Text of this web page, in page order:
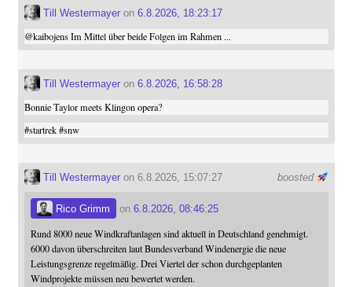
Till Westermayeron 6.8.2026, 18:23:17
@kaibojensIm Mittel über beide Folgen im Rahmen ...
Till Westermayeron 6.8.2026, 16:58:28
Bonnie Taylor meets Klingon opera?
#startrek #snw
boosted
Till Westermayeron 6.8.2026, 15:07:27
Rico Grimm on 6.8.2026, 08:46:25
Rund 8000 neue Windkraftanlagen sind aktuell in Deutschland genehmigt.
6000 davon überschreiten laut Bundesverband Windenergie die neue
Leistungsgrenze regelmäßig. Drei Viertel der schon durchgeplanten
Windprojekte müssen neu bewertet werden.